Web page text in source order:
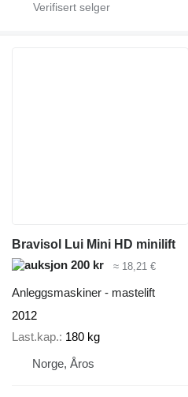
Bravisol Lui Mini HD minilift
200 kr
≈ 18,21 €
Anleggsmaskiner - mastelift
2012
Last.kap. 180 kg
Norge, Åros